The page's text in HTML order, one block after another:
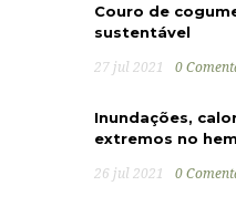
Couro de
sustentável
27 jul 2021 0
Inundações,
extremos no
26 jul 2021 0